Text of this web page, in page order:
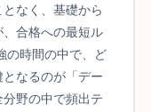
なく、基礎から
合格への最短ル
の時間の中で、ど
なるのが「デー
野の中で頻出テ